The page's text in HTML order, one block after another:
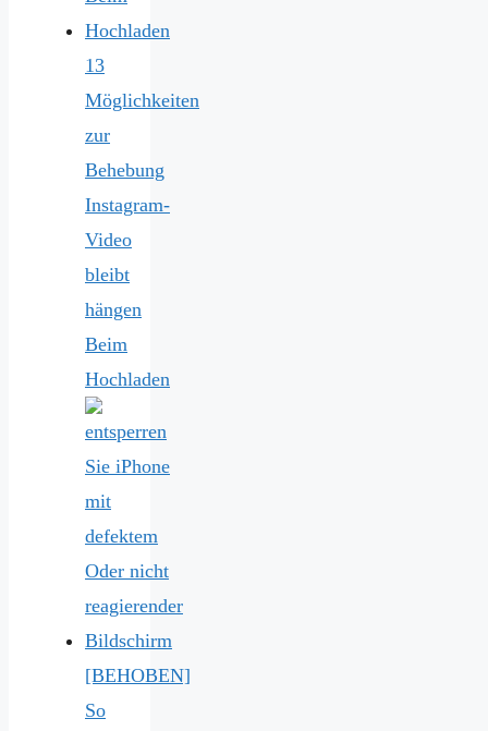
13
Möglichkeiten
zur
Behebung
Instagram-
Video
bleibt
hängen
Beim
Hochladen
[BEHOBEN]
So